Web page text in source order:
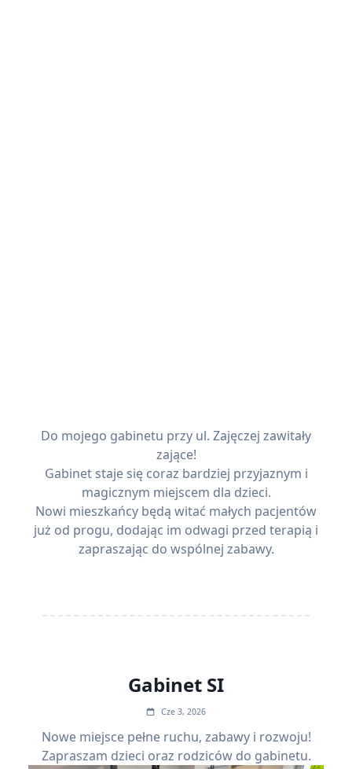
Do mojego gabinetu przy ul. Zajęczej zawitały
zające!
Gabinet staje się coraz bardziej przyjaznym i
magicznym miejscem dla dzieci.
Nowi mieszkańcy będą witać małych pacjentów
już od progu, dodając im odwagi przed terapią i
zapraszając do wspólnej zabawy.
Gabinet SI
Cze 3, 2026
Nowe miejsce pełne ruchu, zabawy i rozwoju!
Zapraszam dzieci oraz rodziców do gabinetu.